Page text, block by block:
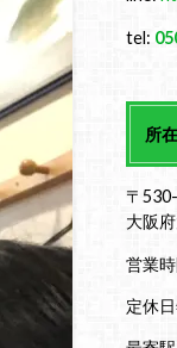
tel:
所
〒
大阪
営業
定休